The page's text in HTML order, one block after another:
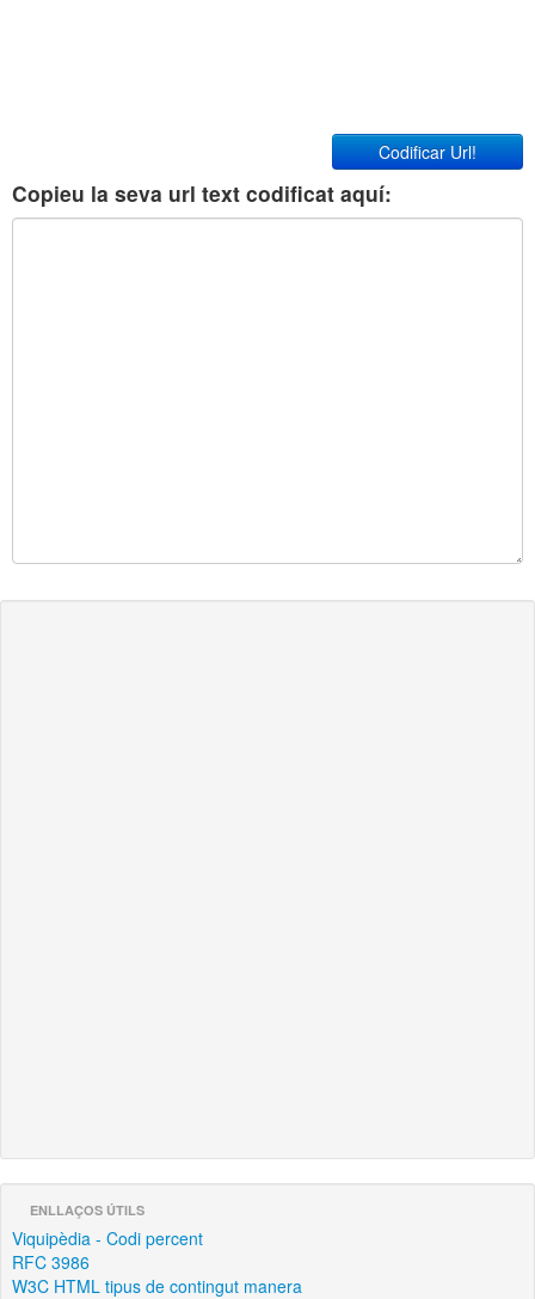
Codificar Url!
Copieu la seva url text codificat aquí:
ENLLAÇOS ÚTILS
Viquipèdia - Codi percent
RFC 3986
W3C HTML tipus de contingut manera